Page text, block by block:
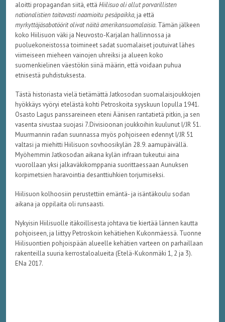
aloitti propagandan siitä, että Hiilisuo oli ollut porvarillisten
nationalistien taitavasti naamioitu pesäpaikka, ja että
myrkyttäjäsabotöörit olivat näitä amerikansuomalaisia. Tämän jälkeen
koko Hiilisuon väki ja Neuvosto-Karjalan hallinnossa ja
puoluekoneistossa toimineet sadat suomalaiset joutuivat lähes
viimeiseen mieheen vainojen uhreiksi ja alueen koko
suomenkielinen väestökin siinä määrin, että voidaan puhua
etnisestä puhdistuksesta.
Tästä historiasta vielä tietämättä Jatkosodan suomalaisjoukkojen
hyökkäys vyöryi etelästä kohti Petroskoita syyskuun lopulla 1941.
Osasto Lagus panssareineen eteni Äänisen rantatietä pitkin, ja sen
vasenta sivustaa suojasi 7.Divisioonan joukkoihin kuulunut I/JR 51.
Muurmannin radan suunnassa myös pohjoiseen edennyt I/JR 51
valtasi ja miehitti Hiilisuon sovhoosikylän 28.9. aamupäivällä.
Myöhemmin Jatkosodan aikana kylän infraan tukeutui aina
vuorollaan yksi jalkaväkikomppania suorittaessaan Aunuksen
korpimetsien haravointia desanttiuhkien torjumiseksi.
Hiilisuon kolhoosiin perustettiin emäntä- ja isäntäkoulu sodan
aikana ja oppilaita oli runsaasti.
Nykyisin Hiilisuolle itäkoillisesta johtava tie kiertää lännen kautta
pohjoiseen, ja liittyy Petroskoin kehätiehen Kukonmäessä. Tuonne
Hiilisuontien pohjoispään alueelle kehätien varteen on parhaillaan
rakenteilla suuria kerrostaloalueita (Etelä-Kukonmäki 1, 2 ja 3).
ENa 2017.